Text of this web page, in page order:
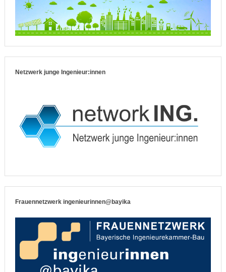
Netzwerk junge Ingenieur:innen
Frauennetzwerk ingenieurinnen@bayika